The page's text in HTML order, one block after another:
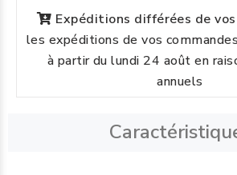
Expéditions différées de
les expéditions de vos
à partir du lundi 24 août en
annuels